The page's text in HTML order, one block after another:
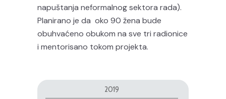
napuštanja neformalnog sektora rada).
Planirano je da oko 90 žena bude
obuhvaćeno obukom na sve tri radionice
i mentorisano tokom projekta.
2019